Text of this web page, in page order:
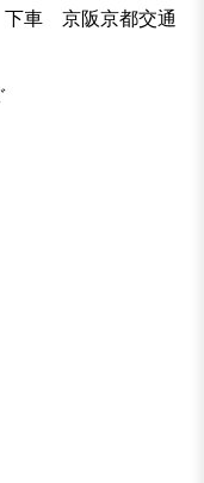
下車 京阪京都交通